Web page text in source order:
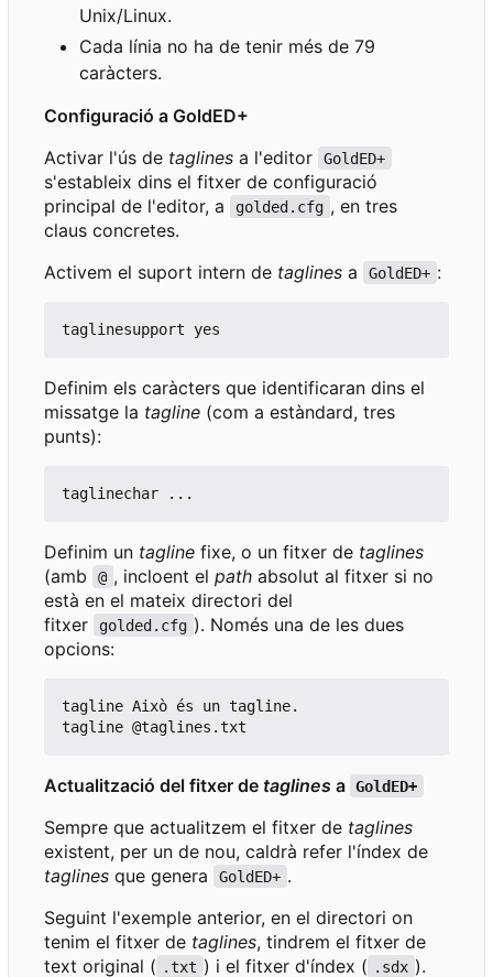
Unix/Linux.
Cada línia no ha de tenir més de 79
caràcters.
Configuració a GoldED+
Activar l'ús de taglines a l'editor GoldED+
s'estableix dins el fitxer de configuració
principal de l'editor, a
golded.cfg , en tres
claus concretes.
Activem el suport intern de taglines a GoldED+ :
Definim els caràcters que identificaran dins el
missatge la tagline (com a estàndard, tres
punts):
Definim un tagline fixe, o un fitxer de taglines
(amb
@ , incloent el pathabsolut al fitxer si no
està en el mateix directori del
fitxer
golded.cfg ). Només una de les dues
opcions:
tagline Això és un tagline.
Actualització del fitxer de taglines a GoldED+
Sempre que actualitzem el fitxer de taglines
existent, per un de nou, caldrà refer l'índex de
taglines que genera GoldED+ .
Seguint l'exemple anterior, en el directori on
tenim el fitxer de taglines, tindrem el fitxer de
text original ( .txt ) i el fitxer d'índex ( .sdx ).